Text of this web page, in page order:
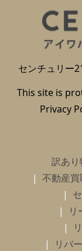
センチュリー
This site is
Privacy
訳あ
不動産
リバ